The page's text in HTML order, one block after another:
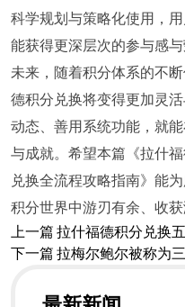
科学规划与策略化使用，
能获得更深层次的参与感与
未来，随着积分体系的不
德积分兑换将变得更加灵
动态、善用系统功能，就
与成就。希望本篇《拉什
兑换全流程攻略指南》能
积分世界中游刃有余、收获
上一篇 拉什福德积分兑换
下一篇 拉梅尔鲍尔被称为